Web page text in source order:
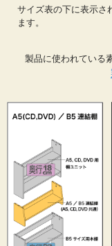
サイズ表の下に表示さ
ます。
製品に使われている